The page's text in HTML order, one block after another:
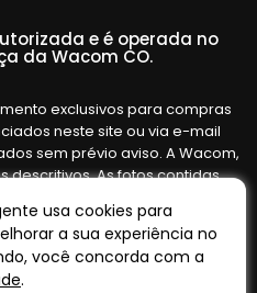
e é operada no
da Wacom CO.
exclusivos para compras
neste site ou via e-mail
sem prévio aviso. A Wacom,
descritivos. As fotos contidas
lote do fabricante. Ofertas
estoques. Vendas sujeitas à
de dados.
usa cookies para
a sua experiência no
você concorda com a
.